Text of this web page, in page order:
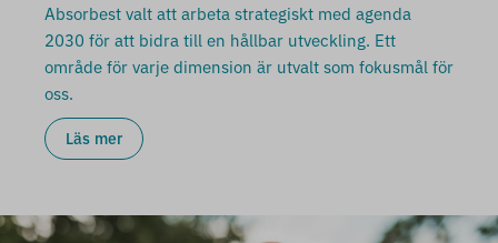
Absorbest valt att arbeta strategiskt med agenda
2030 för att bidra till en hållbar utveckling. Ett
område för varje dimension är utvalt som fokusmål för
oss.
Läs mer